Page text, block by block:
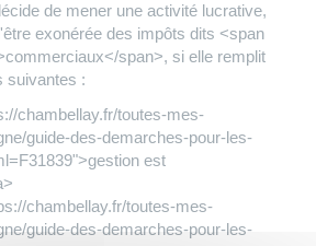
de mener une activité lucrative,
exonérée des impôts dits <span
span>, si elle remplit
suivantes :
chambellay.fr/toutes-mes-
guide-des-demarches-pour-les-
est
chambellay.fr/toutes-mes-
guide-des-demarches-pour-les-